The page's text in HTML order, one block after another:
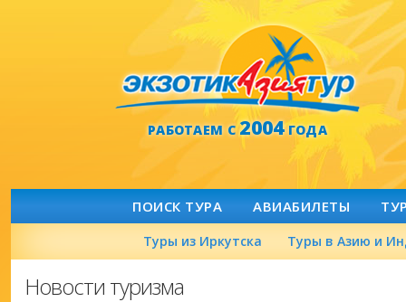
РАБОТАЕМ С2004ГОДА
ПОИСК ТУРА АВИАБИЛЕТЫ
Туры из Иркутска Туры в Азию и
Новости туризма